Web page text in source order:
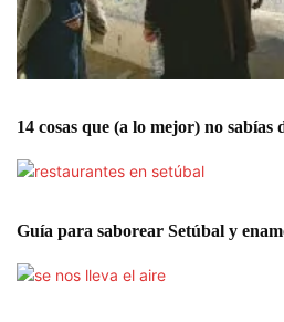
14 cosas que (a lo mejor) no sabías
Guía para saborear Setúbal y